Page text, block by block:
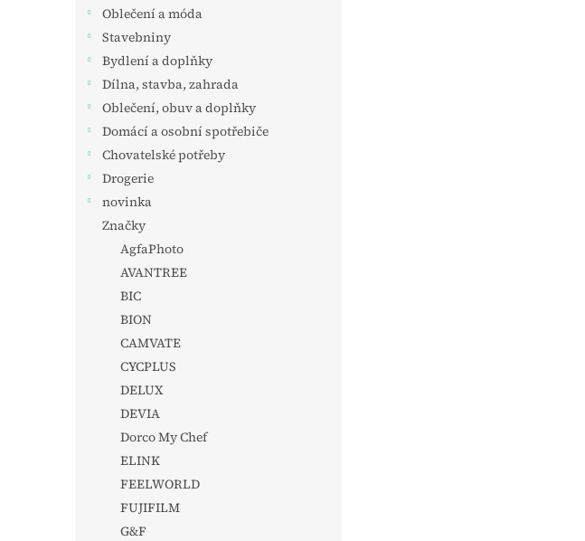
Oblečení a móda
Stavebniny
Bydlení a doplňky
Dílna, stavba, zahrada
Oblečení, obuv a doplňky
Domácí a osobní spotřebiče
Chovatelské potřeby
Drogerie
novinka
Značky
AgfaPhoto
AVANTREE
BIC
BION
CAMVATE
CYCPLUS
DELUX
DEVIA
Dorco My Chef
ELINK
FEELWORLD
FUJIFILM
G&F